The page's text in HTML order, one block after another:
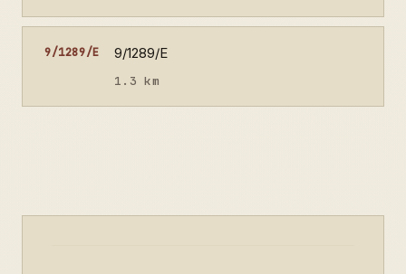
9/1289/E 9/1289/E
1.3 km